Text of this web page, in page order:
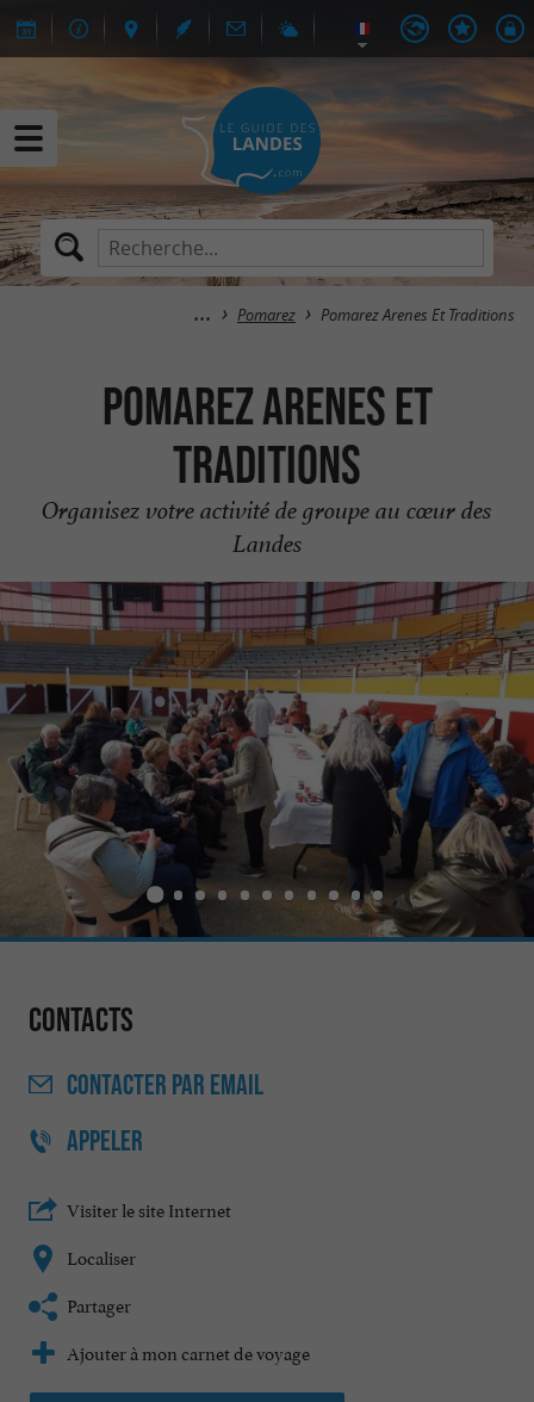
Pomarez Pomarez Arenes Et Traditions
Pomarez Arenes Et
Traditions
Organisez votre activité de groupe au cœur des
Landes
Contacts
CONTACTER PAR EMAIL
APPELER
Visiter le site Internet
Localiser
Partager
Ajouter à mon carnet de voyage